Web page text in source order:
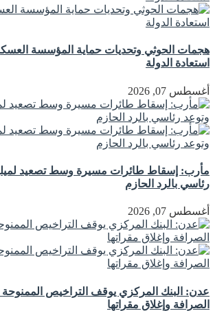
هجمات الحوثي وتحديات حماية المؤسسة
استعادة الدولة
أغسطس 07, 2026
مأرب: إسقاط طائرات مسيرة وسط تصعيد
رئاسي بالرد الحازم
أغسطس 07, 2026
عدن: البنك المركزي يوقف التراخيص
الصرافة وإغلاق مقراتها